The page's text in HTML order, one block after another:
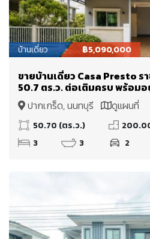
บ้านเดี่ยว ฿5,090,000
ขายบ้านเดี่ยว Casa Presto
50.7 ตร.ว. ต่อเติมครบ พร้อม
Westgate และโรงเรียนนานาช
ล้านบาท
ปากเกร็ด, นนทบุรี ดูแผนที่
50.70 (ตร.ว.)
3
3 2